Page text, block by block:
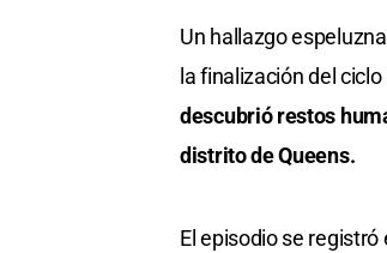
Un hallazgo
la finalización del
descubrió restos
distrito de Queens.
El episodio se